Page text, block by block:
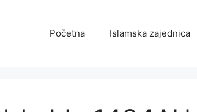
Početna Islamska zajednica